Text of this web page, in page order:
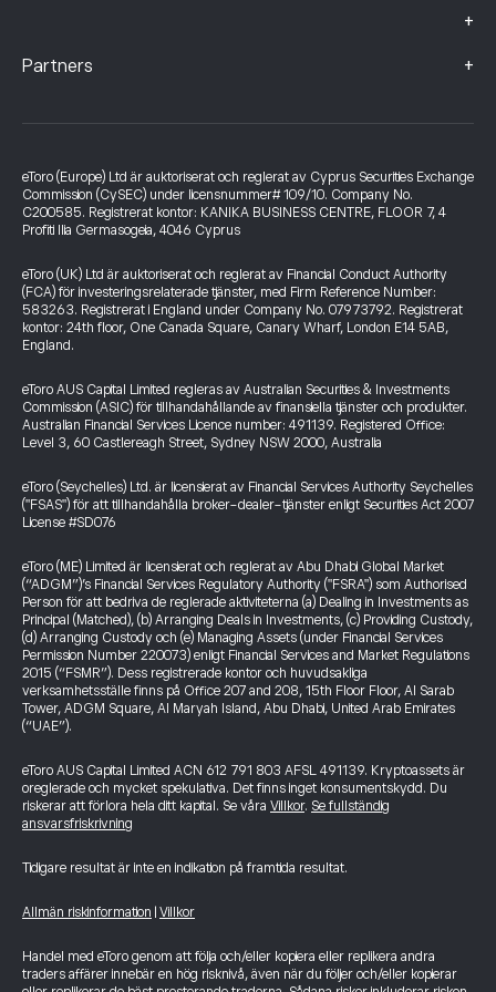
+
Partners +
eToro (Europe) Ltd är auktoriserat och reglerat av Cyprus Securities Exchange
Commission (CySEC) under licensnummer# 109/10. Company No.
C200585. Registrerat kontor: KANIKA BUSINESS CENTRE, FLOOR 7, 4
Profiti Ilia Germasogeia, 4046 Cyprus
eToro (UK) Ltd är auktoriserat och reglerat av Financial Conduct Authority
(FCA) för investeringsrelaterade tjänster, med Firm Reference Number:
583263. Registrerat i England under Company No. 07973792. Registrerat
kontor: 24th floor, One Canada Square, Canary Wharf, London E14 5AB,
England.
eToro AUS Capital Limited regleras av Australian Securities & Investments
Commission (ASIC) för tillhandahållande av finansiella tjänster och produkter.
Australian Financial Services Licence number: 491139. Registered Office:
Level 3, 60 Castlereagh Street, Sydney NSW 2000, Australia
eToro (Seychelles) Ltd. är licensierat av Financial Services Authority Seychelles
("FSAS") för att tillhandahålla broker-dealer-tjänster enligt Securities Act 2007
License #SD076
eToro (ME) Limited är licensierat och reglerat av Abu Dhabi Global Market
(“ADGM”)’s Financial Services Regulatory Authority ("FSRA") som Authorised
Person för att bedriva de reglerade aktiviteterna (a) Dealing in Investments as
Principal (Matched), (b) Arranging Deals in Investments, (c) Providing Custody,
(d) Arranging Custody och (e) Managing Assets (under Financial Services
Permission Number 220073) enligt Financial Services and Market Regulations
2015 (“FSMR”). Dess registrerade kontor och huvudsakliga
verksamhetsställe finns på Office 207 and 208, 15th Floor Floor, Al Sarab
Tower, ADGM Square, Al Maryah Island, Abu Dhabi, United Arab Emirates
(“UAE”).
eToro AUS Capital Limited ACN 612 791 803 AFSL 491139. Kryptoassets är
oreglerade och mycket spekulativa. Det finns inget konsumentskydd. Du
riskerar att förlora hela ditt kapital. Se våra Villkor. Se fullständig
ansvarsfriskrivning
Tidigare resultat är inte en indikation på framtida resultat.
Allmän riskinformation Villkor
Handel med eToro genom att följa och/eller kopiera eller replikera andra
traders affärer innebär en hög risknivå, även när du följer och/eller kopierar